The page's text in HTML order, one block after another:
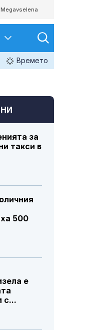
Megavselena
Времето
за
такси в
500
е
с...